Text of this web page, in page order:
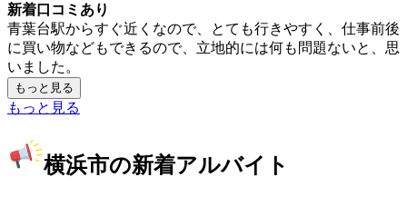
新着口コミあり
青葉台駅からすぐ近くなので、とても行きやすく、仕事前後
に買い物などもできるので、立地的には何も問題ないと、思
いました。
もっと見る
もっと見る
横浜市の新着アルバイト